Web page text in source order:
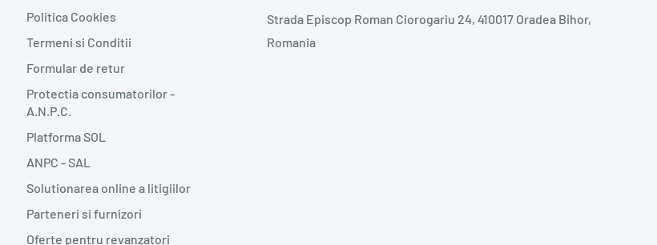
Politica Cookies
Termeni si Conditii
Formular de retur
Protectia consumatorilor -
A.N.P.C.
Platforma SOL
ANPC - SAL
Solutionarea online a litigiilor
Parteneri si furnizori
Oferte pentru revanzatori
Strada Episcop Roman Ciorogariu 24, 410017 Oradea Bihor,
Romania